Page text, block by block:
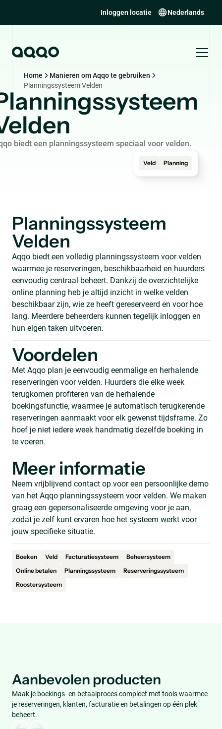
Inloggen locatie Nederlands
Home
Manieren om Aqqo te gebruiken
Planningssysteem Velden
biedt een planningssysteem speciaal voor velden.
Veld Planning
Planningssysteem
Velden
Aqqo biedt een volledig planningssysteem voor velden
waarmee je reserveringen, beschikbaarheid en huurders
eenvoudig centraal beheert. Dankzij de overzichtelijke
online planning heb je altijd inzicht in welke velden
beschikbaar zijn, wie ze heeft gereserveerd en voor hoe
lang. Meerdere beheerders kunnen tegelijk inloggen en
hun eigen taken uitvoeren.
Voordelen
Met Aqqo plan je eenvoudig eenmalige en herhalende
reserveringen voor velden. Huurders die elke week
terugkomen profiteren van de herhalende
boekingsfunctie, waarmee je automatisch terugkerende
reserveringen aanmaakt voor elk gewenst tijdsframe. Zo
hoef je niet iedere week handmatig dezelfde boeking in
te voeren.
Meer informatie
Neem vrijblijvend contact op voor een persoonlijke demo
van het Aqqo planningssysteem voor velden. We maken
graag een gepersonaliseerde omgeving voor je aan,
zodat je zelf kunt ervaren hoe het systeem werkt voor
jouw specifieke situatie.
Boeken Veld Facturatiesysteem
Beheersysteem
Online betalen
Planningssysteem
Reserveringssysteem
Roostersysteem
Aanbevolen producten
Maak je boekings- en betaalproces compleet met tools waarmee
je reserveringen, klanten, facturatie en betalingen op één plek
beheert.